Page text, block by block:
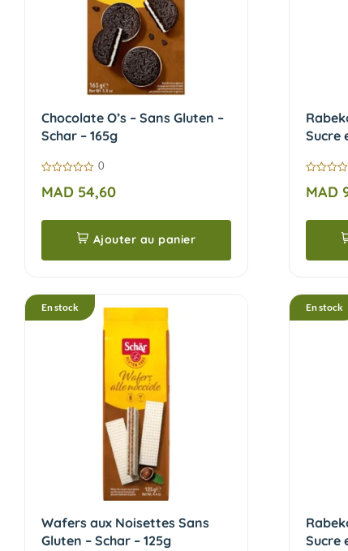
Chocolate O’s – Sans Gluten –
Schar – 165g
sur
5
0
MAD 54,60
Ajouter au panier
Sucre
sur
5MAD
En stock
Wafers aux Noisettes Sans
Gluten – Schar – 125g
En stock
Sucre